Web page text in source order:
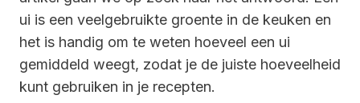
ui is een veelgebruikte groente in de keuken en
het is handig om te weten hoeveel een ui
gemiddeld weegt, zodat je de juiste hoeveelheid
kunt gebruiken in je recepten.